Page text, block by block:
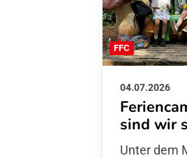
FFC
04.07.2026
sind wir
Unter dem